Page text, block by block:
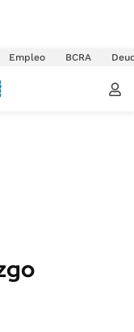
Empleo BCRA